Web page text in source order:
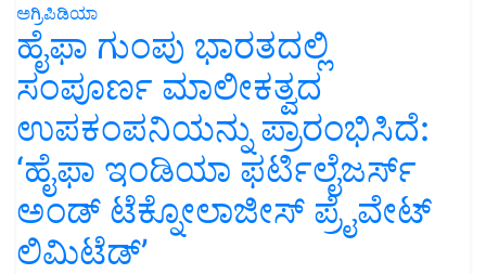
ಅಗ್ರಿಪಿಡಿಯಾ
ಹೈಫಾ ಗುಂಪು ಭಾರತದಲ್ಲಿ
ಸಂಪೂರ್ಣ ಮಾಲೀಕತ್ವದ
ಉಪಕಂಪನಿಯನ್ನು ಪ್ರಾರಂಭಿಸಿದೆ:
‘ಹೈಫಾ ಇಂಡಿಯಾ ಫರ್ಟಿಲೈಜರ್ಸ್
ಅಂಡ್ ಟೆಕ್ನೋಲಾಜೀಸ್ ಪ್ರೈವೇಟ್
ಲಿಮಿಟೆಡ್’